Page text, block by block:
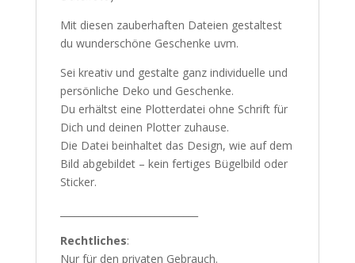
Mit diesen zauberhaften Dateien gestaltest
du wunderschöne Geschenke uvm.
Sei kreativ und gestalte ganz individuelle und
persönliche Deko und Geschenke.
Du erhältst eine Plotterdatei ohne Schrift für
Dich und deinen Plotter zuhause.
Die Datei beinhaltet das Design, wie auf dem
Bild abgebildet – kein fertiges Bügelbild oder
Sticker.
Rechtliches:
Nur für den privaten Gebrauch.